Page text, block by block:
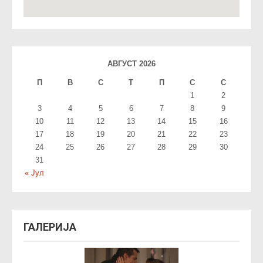
АВГУСТ 2026
П В С T П С С
« Јул
1
2
3
4 5 6 7 8
9
10
11 12 13 14 15
16
17
18 19 20 21 22
23
24
25 26 27 28 29
30
31
ГАЛЕРИЈА